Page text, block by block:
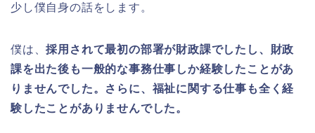
少し僕自身の話をします。
僕は、採用されて最初の部署が財政課でしたし、財政
課を出た後も一般的な事務仕事しか経験したことがあ
りませんでした。さらに、福祉に関する仕事も全く経
験したことがありませんでした。